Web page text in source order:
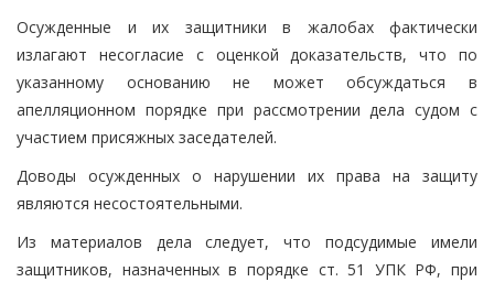
Осужденные и их защитники в жалобах фактически
излагают несогласие с оценкой доказательств, что по
указанному основанию не может обсуждаться в
апелляционном порядке при рассмотрении дела судом с
участием присяжных заседателей.
Доводы осужденных о нарушении их права на защиту
являются несостоятельными.
Из материалов дела следует, что подсудимые имели
защитников, назначенных в порядке ст. 51 УПК РФ, при